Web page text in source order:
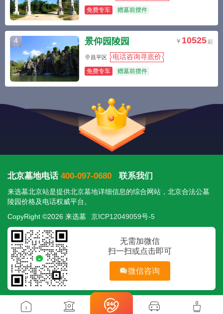
免费专车 赠墓前摆件
4 景仰园陵园 10525
昌平区 电话咨询寻底价
免费专车 赠墓前摆件
北京墓地电话 400-097-0680 联系我们
来选墓北京站是提供北京墓地详细信息的综合网站，北京合法公墓
陵园价格及电话权威平台。
CopyRight ©2026 来选墓
京ICP12049059号-5
无需加微信
扫一扫或点击即可
微信咨询